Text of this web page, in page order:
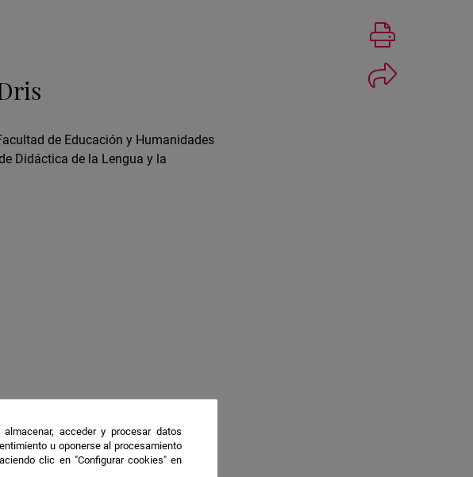
de Educación y Humanidades
Didáctica de la Lengua y la
acceder y procesar datos
u oponerse al procesamiento
clic en "Configurar cookies" en